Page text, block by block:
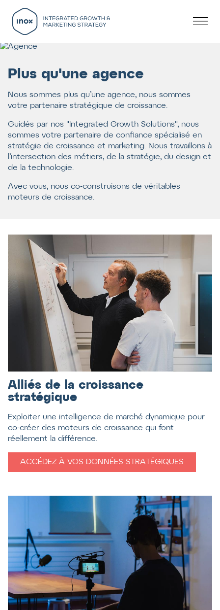
Plus qu'une agence
Nous sommes plus qu’une agence, nous sommes
votre partenaire stratégique de croissance.
Guidés par nos "Integrated Growth Solutions", nous
sommes votre partenaire de confiance spécialisé en
stratégie de croissance et marketing. Nous travaillons à
l’intersection des métiers, de la stratégie, du design et
de la technologie.
Avec vous, nous co-construisons de véritables
moteurs de croissance.
Alliés de la croissance
stratégique
Exploiter une intelligence de marché dynamique pour
co-créer des moteurs de croissance qui font
réellement la différence.
ACCÉDEZ À VOS DONNÉES STRATÉGIQUES